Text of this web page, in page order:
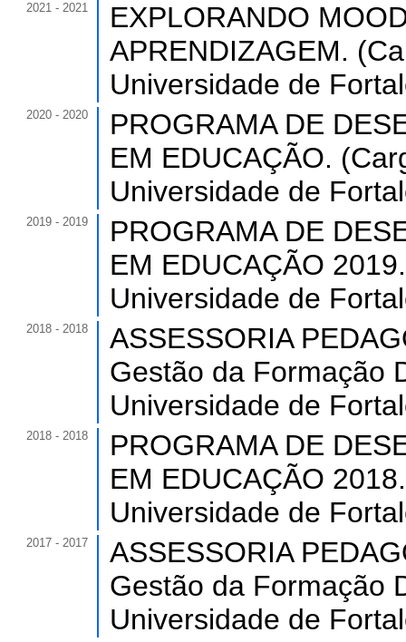
2021 - 2021
EXPLORANDO
APRENDIZAGEM.
Universidade de
2020 - 2020
PROGRAMA DE
EM EDUCAÇÃO.
Universidade de
2019 - 2019
PROGRAMA DE
EM EDUCAÇÃO
Universidade de
2018 - 2018
ASSESSORIA
Gestão da Formação
Universidade de
2018 - 2018
PROGRAMA DE
EM EDUCAÇÃO
Universidade de
2017 - 2017
ASSESSORIA
Gestão da Formação
Universidade de